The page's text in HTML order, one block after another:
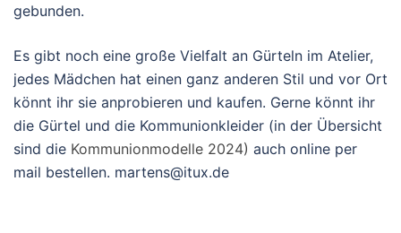
gebunden.
Es gibt noch eine große Vielfalt an Gürteln im Atelier,
jedes Mädchen hat einen ganz anderen Stil und vor Ort
könnt ihr sie anprobieren und kaufen. Gerne könnt ihr
die Gürtel und die Kommunionkleider (in der Übersicht
sind die Kommunionmodelle 2024) auch online per
mail bestellen. martens@itux.de